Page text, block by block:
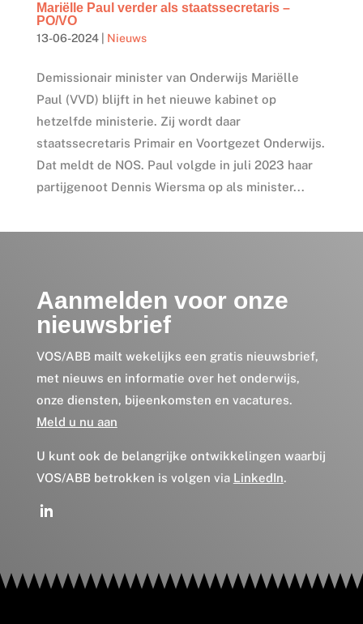
Mariëlle Paul verder als staatssecretaris –
PO/VO
13-06-2024| Nieuws
Demissionair minister van Onderwijs Mariëlle
Paul (VVD) blijft in het nieuwe kabinet op
hetzelfde ministerie. Zij wordt daar
staatssecretaris Primair en Voortgezet Onderwijs.
Dat meldt de NOS. Paul volgde in juli 2023 haar
partijgenoot Dennis Wiersma op als minister...
Aanmelden voor onze
nieuwsbrief
VOS/ABB mailt wekelijks een gratis nieuwsbrief,
met nieuws en informatie over het onderwijs,
onze diensten, bijeenkomsten en vacatures.
Meld u nu aan
U kunt ook de belangrijke ontwikkelingen waarbij
VOS/ABB betrokken is volgen via LinkedIn.